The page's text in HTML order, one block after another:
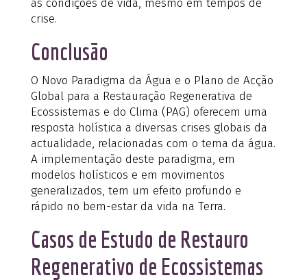
as condições de vida, mesmo em tempos de
crise.
Conclusão
O Novo Paradigma da Água e o Plano de Acção
Global para a Restauração Regenerativa de
Ecossistemas e do Clima (PAG) oferecem uma
resposta holística a diversas crises globais da
actualidade, relacionadas com o tema da água.
A implementação deste paradigma, em
modelos holísticos e em movimentos
generalizados, tem um efeito profundo e
rápido no bem-estar da vida na Terra.
Casos de Estudo de Restauro
Regenerativo de Ecossistemas